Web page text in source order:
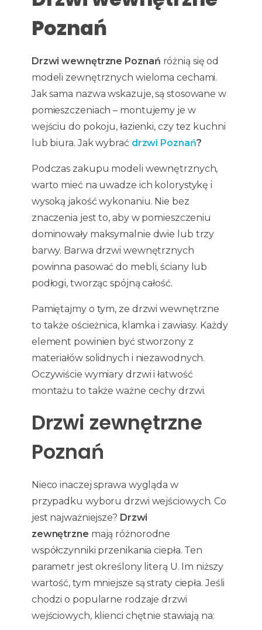
Poznań
Drzwi wewnętrzne Poznań różnią się od
modeli zewnętrznych wieloma cechami.
Jak sama nazwa wskazuje, są stosowane w
pomieszczeniach – montujemy je w
wejściu do pokoju, łazienki, czy tez kuchni
lub biura. Jak wybrać drzwi Poznań?
Podczas zakupu modeli wewnętrznych,
warto mieć na uwadze ich kolorystykę i
wysoką jakość wykonaniu. Nie bez
znaczenia jest to, aby w pomieszczeniu
dominowały maksymalnie dwie lub trzy
barwy. Barwa drzwi wewnętrznych
powinna pasować do mebli, ściany lub
podłogi, tworząc spójną całość.
Pamiętajmy o tym, ze drzwi wewnętrzne
to także ościeżnica, klamka i zawiasy. Każdy
element powinien być stworzony z
materiałów solidnych i niezawodnych.
Oczywiście wymiary drzwi i łatwość
montażu to także ważne cechy drzwi.
Drzwi zewnętrzne
Poznań
Nieco inaczej sprawa wygląda w
przypadku wyboru drzwi wejściowych. Co
jest najważniejsze? Drzwi
zewnętrzne mają różnorodne
współczynniki przenikania ciepła. Ten
parametr jest określony literą U. Im niższy
wartość, tym mniejsze są straty ciepła. Jeśli
chodzi o popularne rodzaje drzwi
wejściowych, klienci chętnie stawiają na: